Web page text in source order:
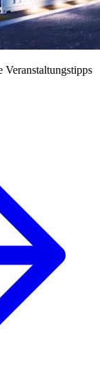
Veranstaltungstipps